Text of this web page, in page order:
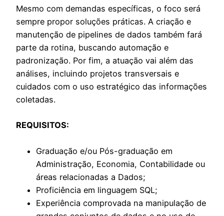
Mesmo com demandas específicas, o foco será
sempre propor soluções práticas. A criação e
manutenção de pipelines de dados também fará
parte da rotina, buscando automação e
padronização. Por fim, a atuação vai além das
análises, incluindo projetos transversais e
cuidados com o uso estratégico das informações
coletadas.
REQUISITOS:
Graduação e/ou Pós-graduação em
Administração, Economia, Contabilidade ou
áreas relacionadas a Dados;
Proficiência em linguagem SQL;
Experiência comprovada na manipulação de